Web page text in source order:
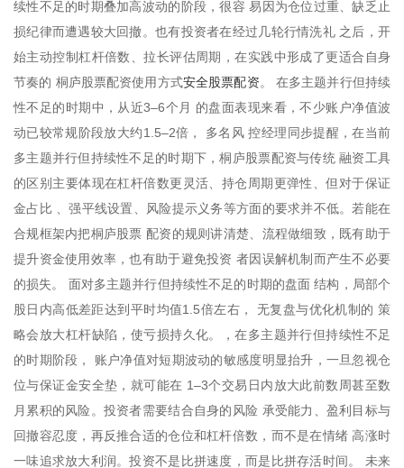
续性不足的时期叠加高波动的阶段，很容 易因为仓位过重、缺乏止
损纪律而遭遇较大回撤。也有投资者在经过几轮行情洗礼 之后，开
始主动控制杠杆倍数、拉长评估周期，在实践中形成了更适合自身
节奏的 桐庐股票配资使用方式安全股票配资。 在多主题并行但持续
性不足的时期中，从近3–6个月 的盘面表现来看，不少账户净值波
动已较常规阶段放大约1.5–2倍， 多名风 控经理同步提醒，在当前
多主题并行但持续性不足的时期下，桐庐股票配资与传统 融资工具
的区别主要体现在杠杆倍数更灵活、持仓周期更弹性、但对于保证
金占比 、强平线设置、风险提示义务等方面的要求并不低。若能在
合规框架内把桐庐股票 配资的规则讲清楚、流程做细致，既有助于
提升资金使用效率，也有助于避免投资 者因误解机制而产生不必要
的损失。 面对多主题并行但持续性不足的时期的盘面 结构，局部个
股日内高低差距达到平时均值1.5倍左右， 无复盘与优化机制的 策
略会放大杠杆缺陷，使亏损持久化。，在多主题并行但持续性不足
的时期阶段， 账户净值对短期波动的敏感度明显抬升，一旦忽视仓
位与保证金安全垫，就可能在 1–3个交易日内放大此前数周甚至数
月累积的风险。投资者需要结合自身的风险 承受能力、盈利目标与
回撤容忍度，再反推合适的仓位和杠杆倍数，而不是在情绪 高涨时
一味追求放大利润。投资不是比拼速度，而是比拼存活时间。 未来